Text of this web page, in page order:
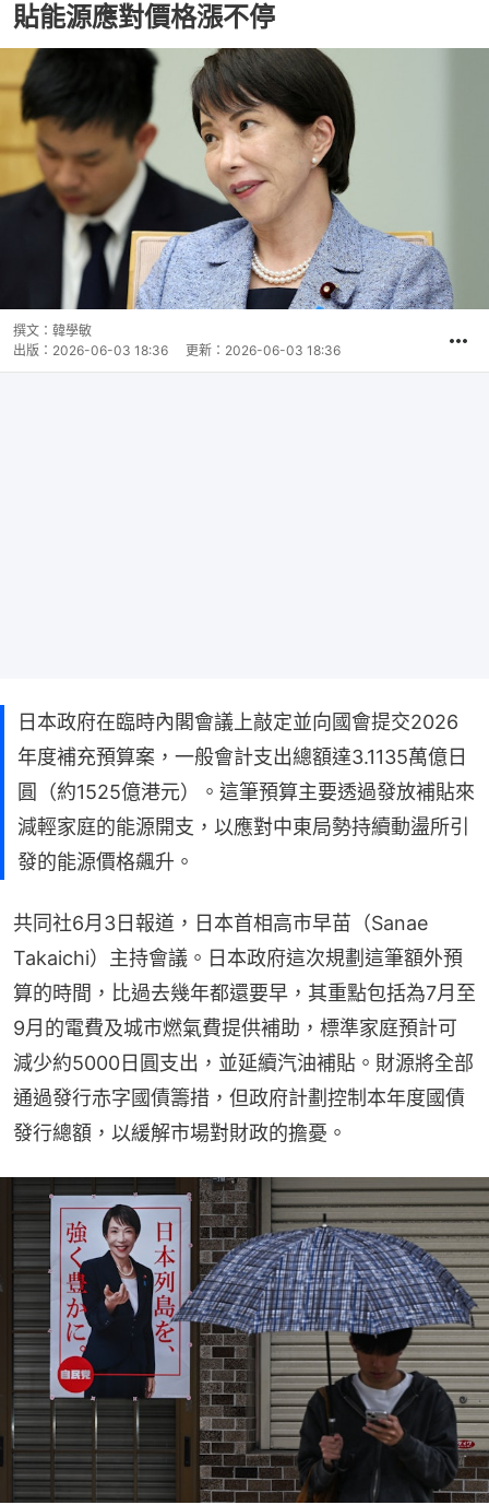
貼能源應對價格漲不停
撰文： 韓學敏
出版： 2026-06-03 18:36 更新： 2026-06-03 18:36
日本政府在臨時內閣會議上敲定並向國會提交2026
年度補充預算案，一般會計支出總額達3.1135萬億日
圓（約1525億港元）。這筆預算主要透過發放補貼來
減輕家庭的能源開支，以應對中東局勢持續動盪所引
發的能源價格飆升。
共同社6月3日報道，日本首相高市早苗（Sanae
Takaichi）主持會議。日本政府這次規劃這筆額外預
算的時間，比過去幾年都還要早，其重點包括為7月至
9月的電費及城市燃氣費提供補助，標準家庭預計可
減少約5000日圓支出，並延續汽油補貼。財源將全部
通過發行赤字國債籌措，但政府計劃控制本年度國債
發行總額，以緩解市場對財政的擔憂。